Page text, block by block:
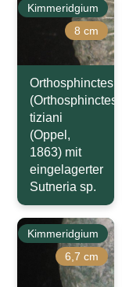
Kimmeridgium
8 cm
Orthosphinctes
(Orthosphinctes)
tiziani
(Oppel,
1863) mit
eingelagerter
Sutneria sp.
Kimmeridgium
6,7 cm